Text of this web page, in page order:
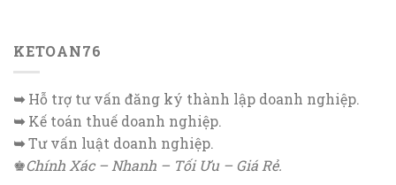
KETOAN76
➥Hỗ trợ tư vấn đăng ký thành lập doanh nghiệp.
➥Kế toán thuế doanh nghiệp.
➥Tư vấn luật doanh nghiệp.
♚Chính Xác – Nhanh – Tối Ưu – Giá Rẻ.